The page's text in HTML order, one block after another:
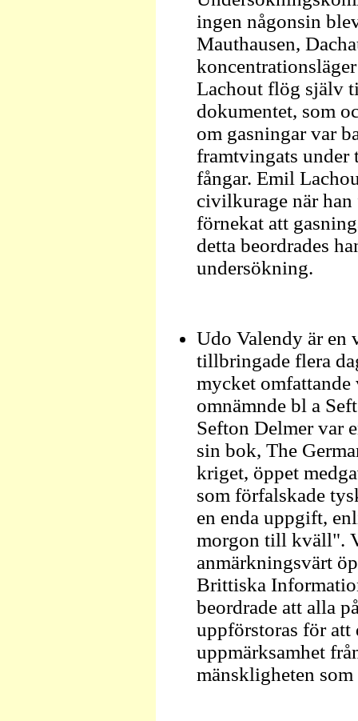
ingen någonsin
Mauthausen,
Lachout flög själv
dokumentet, som
om gasningar var
framtvingats under
fångar. Emil
civilkurage när han
förnekat att
detta beordrades
undersökning.
Udo Valendy är en
tillbringade flera
mycket
omnämnde bl a
Sefton Delmer var
sin bok, The
kriget, öppet
som förfalskade
en enda uppgift,
morgon till kväll".
anmärkningsvärt
Brittiska
beordrade att alla
uppförstoras för att
uppmärksamhet
mänskligheten